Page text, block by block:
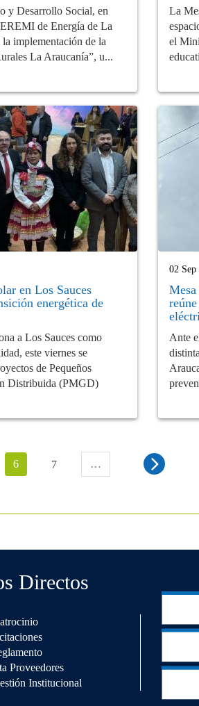
y Desarrollo Social, en
de Energía de La
implementación de la
La Araucanía”, u...
La
el
en Los Sauces
energética de
a Los Sauces como
este viernes se
de Pequeños
Distribuida (PMGD)
02 Sep
Ante
6 7 …
Directos
Proveedores
Institucional